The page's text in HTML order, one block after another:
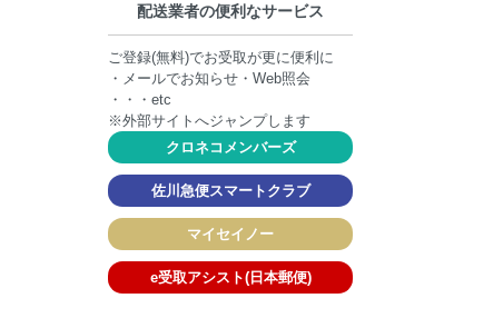
配送業者の便利なサービス
ご登録(無料)でお受取が更に便利に
・メールでお知らせ・Web照会
・・・etc
※外部サイトへジャンプします
クロネコメンバーズ
佐川急便スマートクラブ
マイセイノー
e受取アシスト(日本郵便)